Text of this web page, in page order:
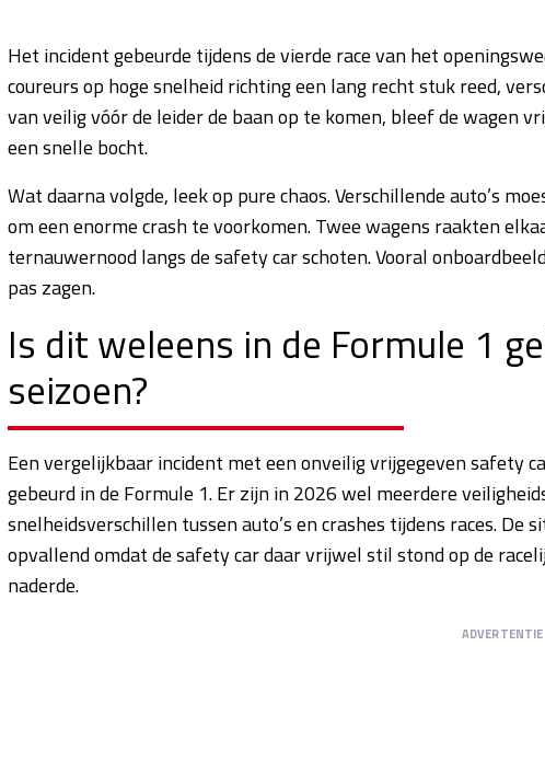
Het incident gebeurde tijdens de vierde race van het
coureurs op hoge snelheid richting een lang recht stuk reed,
van veilig vóór de leider de baan op te komen, bleef de wagen
een snelle bocht.
Wat daarna volgde, leek op pure chaos. Verschillende auto’s
om een enorme crash te voorkomen. Twee wagens raakten
ternauwernood langs de safety car schoten. Vooral
pas zagen.
Is dit weleens in de Formule 1
seizoen?
Een vergelijkbaar incident met een onveilig vrijgegeven safety
gebeurd in de Formule 1. Er zijn in 2026 wel meerdere
snelheidsverschillen tussen auto’s en crashes tijdens races. De
opvallend omdat de safety car daar vrijwel stil stond op de
naderde.
ADVERTENTIE